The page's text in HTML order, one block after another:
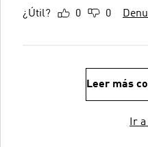
¿Útil? 0 0
Leer más
Ir